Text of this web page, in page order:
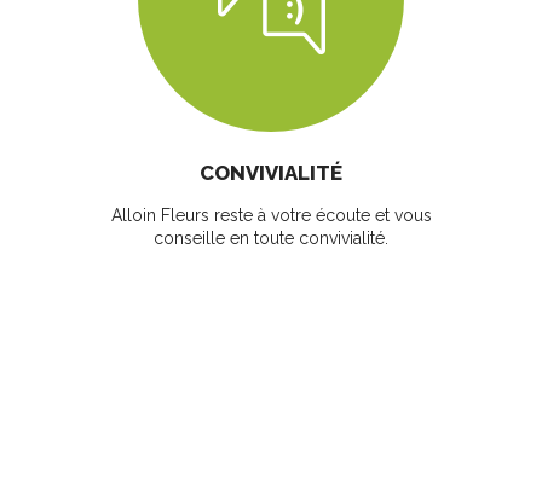
CONVIVIALITÉ
Alloin Fleurs reste à votre écoute et vous
conseille en toute convivialité.